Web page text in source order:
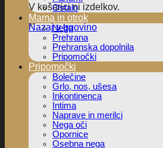
V košarici ni izdelkov.
Nazaj v trgovino
Ostalo
Mama in otrok
Nega
Prehrana
Prehranska dopolnila
Pripomočki
Pripomočki
Bolečine
Grlo, nos, ušesa
Inkontinenca
Intima
Naprave in merilci
Nega oči
Opornice
Osebna nega